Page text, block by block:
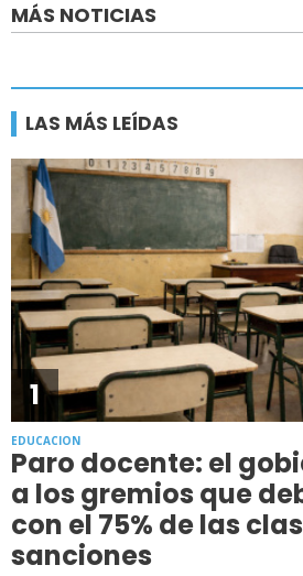
MÁS NOTICIAS
LAS MÁS LEÍDAS
1
EDUCACION
Paro docente: el
a los gremios que
con el 75% de las
sanciones